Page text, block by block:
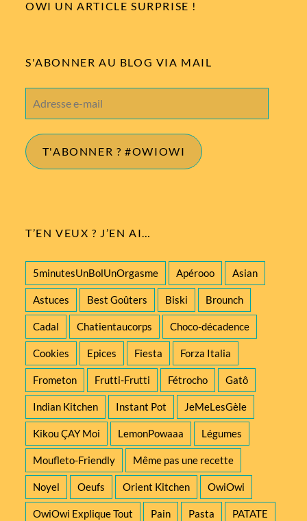
OWI UN ARTICLE SURPRISE !
S'ABONNER AU BLOG VIA MAIL
e-
T'ABONNER ? #OWIOWI
T’EN VEUX ? J’EN AI…
5minutesUnBolUnOrgasme Apérooo Asian
Astuces Best Goûters Biski Brounch
Cadal Chatientaucorps Choco-décadence
Cookies Epices Fiesta Forza Italia
Frometon Frutti-Frutti Fétrocho Gatô
Indian Kitchen Instant Pot JeMeLesGèle
Kikou ÇAY Moi LemonPowaaa Légumes
Moufleto-Friendly Même pas une recette
Noyel Oeufs Orient Kitchen OwiOwi
OwiOwi Explique Tout Pain Pasta PATATE